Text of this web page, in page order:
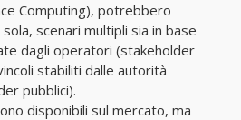
Computing), potrebbero
scenari multipli sia in base
dagli operatori (stakeholder
stabiliti dalle autorità
pubblici).
disponibili sul mercato, ma